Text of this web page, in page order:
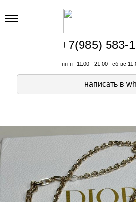
+7(985) 583-
пн-пт 11:00 - 21:00 сб-вс
написать в